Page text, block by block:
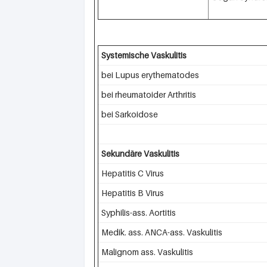
Systemische Vaskulitis
bei Lupus erythematodes
bei rheumatoider Arthritis
bei Sarkoidose
Sekundäre Vaskulitis
Hepatitis C Virus
Hepatitis B Virus
Syphilis-ass. Aortitis
Medik. ass. ANCA-ass. Vaskulitis
Malignom ass. Vaskulitis